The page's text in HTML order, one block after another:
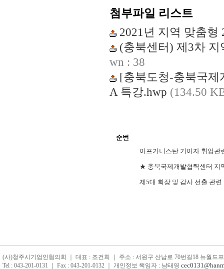
첨부파일 리스트
2021년 지역 맞춤형
(충북센터) 제3차
wn : 38
[충북도청-충북국제
A 특강.hwp (134.50
순번
아프가니스탄 기여자 취업관
★ 충북국제개발협력센터 지
제5대 회장 및 감사 선출 관
(사)청주시기업인협의회 ｜ 대표 : 조건희 ｜ 주소 : 서원구 산남로 70번길18 뉴월드
Tel : 043-201-0131 ｜ Fax : 043-201-0132 ｜ 개인정보 책임자 : 남태영